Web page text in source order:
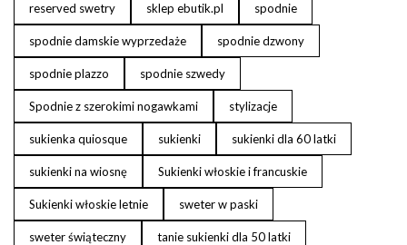
reserved swetry sklep ebutik.pl spodnie
spodnie damskie wyprzedaże spodnie dzwony
spodnie plazzo spodnie szwedy
Spodnie z szerokimi nogawkami stylizacje
sukienka quiosque sukienki sukienki dla 60 latki
sukienki na wiosnę Sukienki włoskie i francuskie
Sukienki włoskie letnie sweter w paski
sweter świąteczny tanie sukienki dla 50 latki